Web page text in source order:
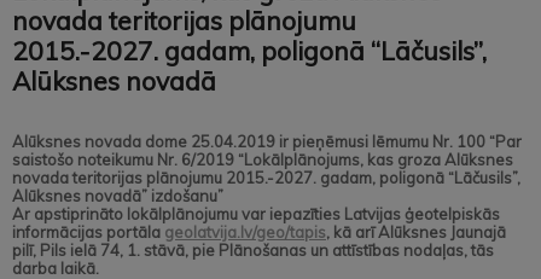
novada teritorijas plānojumu
2015.-2027. gadam, poligonā “Lāčusils”,
Alūksnes novadā
Alūksnes novada dome 25.04.2019 ir pieņēmusi lēmumu Nr. 100 “Par
saistošo noteikumu Nr. 6/2019 “Lokālplānojums, kas groza Alūksnes
novada teritorijas plānojumu 2015.-2027. gadam, poligonā “Lāčusils”,
Alūksnes novadā” izdošanu”
Ar apstiprināto lokālplānojumu var iepazīties Latvijas ģeotelpiskās
informācijas portāla geolatvija.lv/geo/tapis, kā arī Alūksnes Jaunajā
pilī, Pils ielā 74, 1. stāvā, pie Plānošanas un attīstības nodaļas, tās
darba laikā.